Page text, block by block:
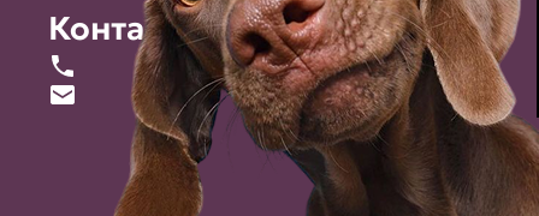
Контакты